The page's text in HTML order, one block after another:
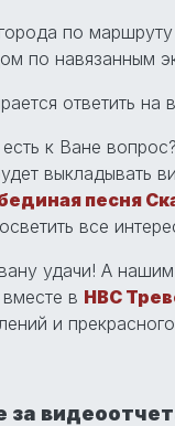
по
по навязанным
ответить на
к Ване
выкладывать
песня
все
удачи! А нашим
в НВС
и
за